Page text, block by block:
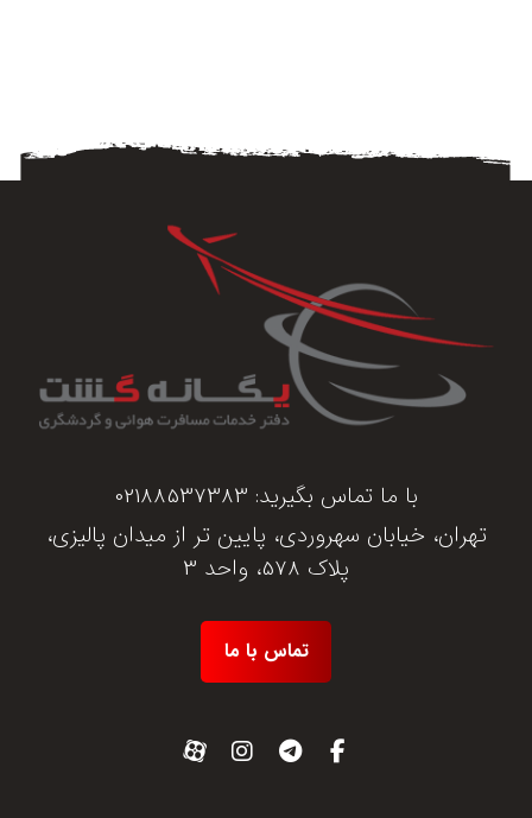
با ما تماس بگیرید: 02188537383
تهران، خیابان سهروردی، پایین تر از میدان پالیزی،
پلاک 578، واحد 3
تماس با ما